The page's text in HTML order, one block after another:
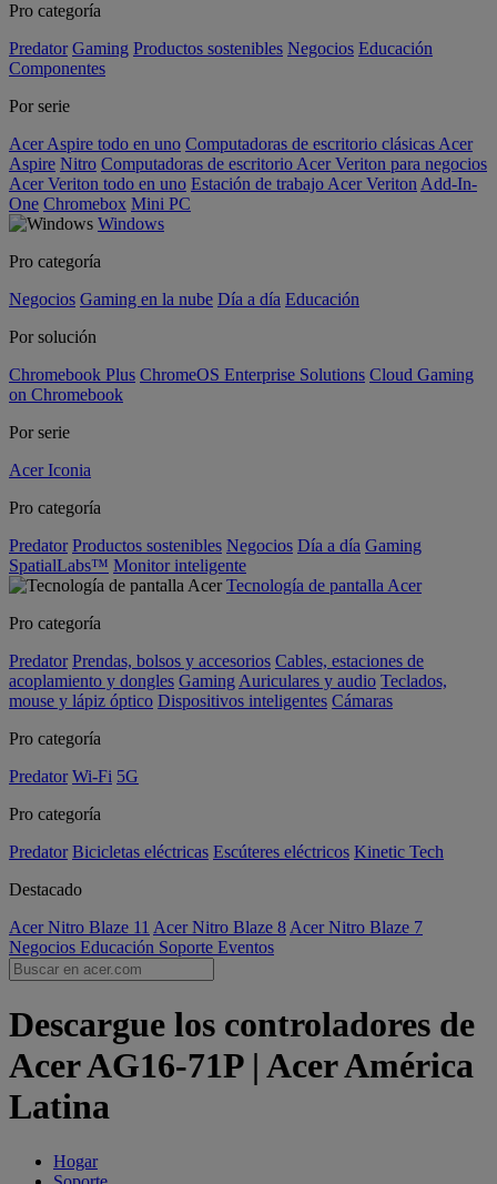
Pro categoría
Predator Gaming Productos sostenibles Negocios Educación
Componentes
Por serie
Acer Aspire todo en uno Computadoras de escritorio clásicas Acer
Aspire Nitro Computadoras de escritorio Acer Veriton para negocios
Acer Veriton todo en uno Estación de trabajo Acer Veriton Add-In-
One Chromebox Mini PC
Windows
Pro categoría
Negocios Gaming en la nube Día a día Educación
Por solución
Chromebook Plus ChromeOS Enterprise Solutions Cloud Gaming
on Chromebook
Por serie
Acer Iconia
Pro categoría
Predator Productos sostenibles Negocios Día a día Gaming
SpatialLabs™ Monitor inteligente
Tecnología de pantalla Acer
Pro categoría
Predator Prendas, bolsos y accesorios Cables, estaciones de
acoplamiento y dongles Gaming Auriculares y audio Teclados,
mouse y lápiz óptico Dispositivos inteligentes Cámaras
Pro categoría
Predator Wi-Fi 5G
Pro categoría
Predator Bicicletas eléctricas Escúteres eléctricos Kinetic Tech
Destacado
Acer Nitro Blaze 11 Acer Nitro Blaze 8 Acer Nitro Blaze 7
Negocios Educación Soporte Eventos
Descargue los controladores de
Acer AG16-71P | Acer América
Latina
Hogar